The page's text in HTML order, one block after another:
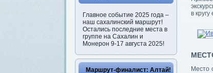
Главное событие 2025 года –
наш сахалинский маршрут!
Остались последние места в
группе на Сахалин и
Монерон 9-17 августа 2025!
Маршрут-финалист: Алтай!
в
Место